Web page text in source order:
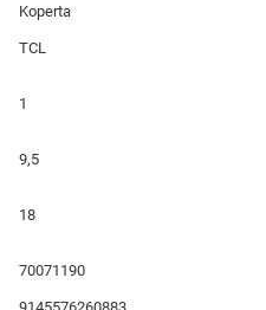
Koperta
TCL
1
9,5
18
70071190